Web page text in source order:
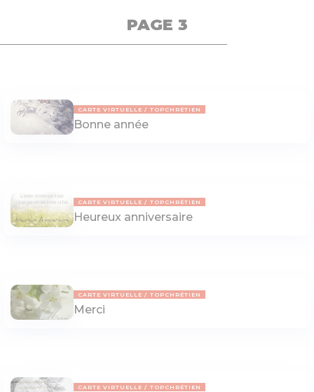
PAGE 3
CARTE VIRTUELLE TOPCHRÉTIEN
Bonne année
CARTE VIRTUELLE TOPCHRÉTIEN
Heureux anniversaire
CARTE VIRTUELLE TOPCHRÉTIEN
Merci
CARTE VIRTUELLE TOPCHRÉTIEN